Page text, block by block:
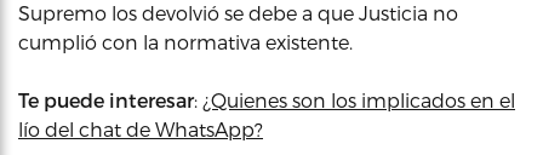
Supremo los devolvió se debe a que Justicia no
cumplió con la normativa existente.
Te puede interesar: ¿Quienes son los implicados en el
lío del chat de WhatsApp?